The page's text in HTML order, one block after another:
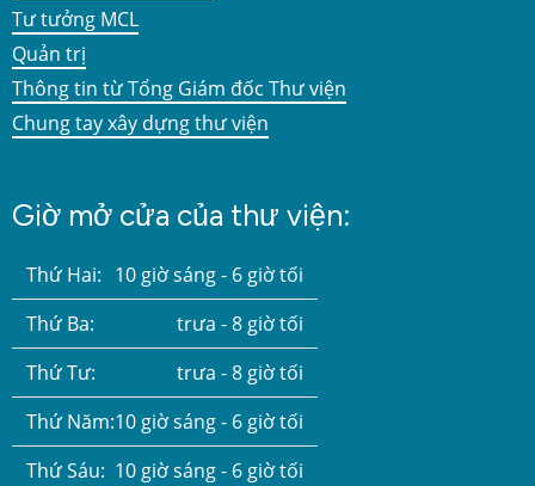
Tư tưởng MCL
Quản trị
Thông tin từ Tổng Giám đốc Thư viện
Chung tay xây dựng thư viện
Giờ mở cửa của thư viện:
Thứ Hai: 10 giờ sáng - 6 giờ tối
Thứ Ba:
trưa - 8 giờ tối
Thứ Tư:
trưa - 8 giờ tối
Thứ Năm:10 giờ sáng - 6 giờ tối
Thứ Sáu: 10 giờ sáng - 6 giờ tối